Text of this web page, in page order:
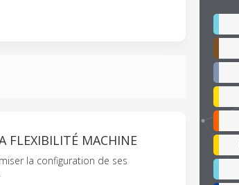
FLEXIBILITÉ MACHINE
la configuration de ses